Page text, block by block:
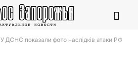
У ДСНС показали фото наслідків атаки РФ